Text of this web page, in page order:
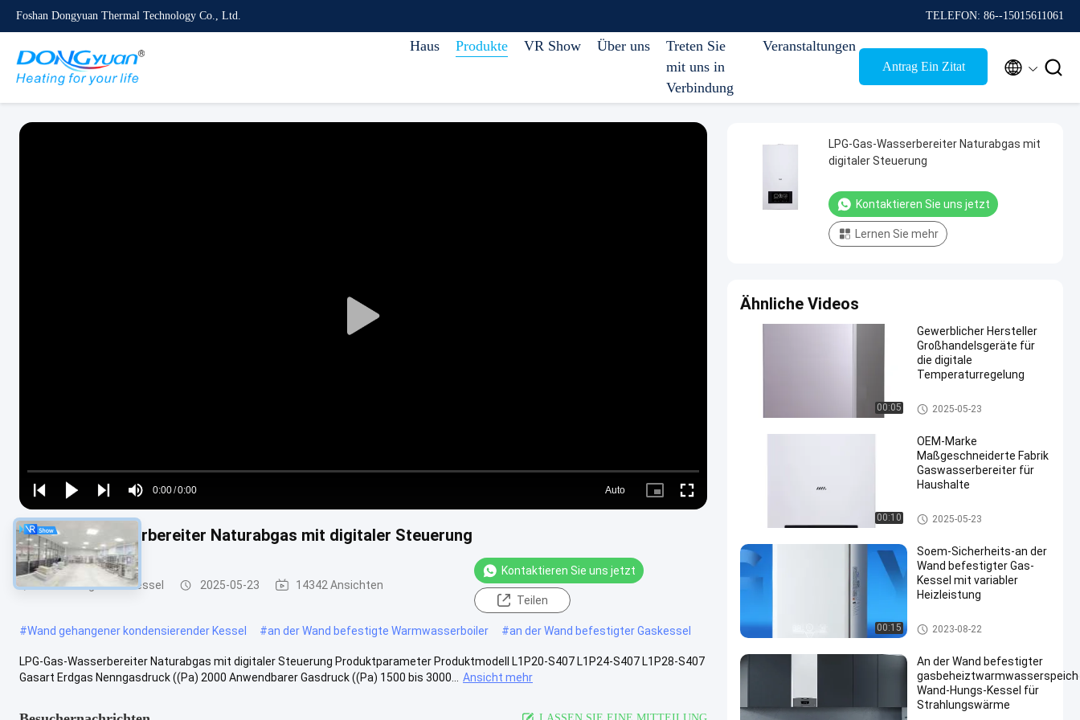
Foshan Dongyuan Thermal Technology Co., Ltd. TELEFON: 86--15015611061
Haus Produkte VR Show Über uns
Treten Sie
mit uns in
Verbindung
Veranstaltungen
Antrag Ein Zitat  
Play
Play
Play
Play
Mute
Time
0:00/0:00
Loaded:
0%
Auto
Picture- Fullscreen
LPG-Gas-Wasserbereiter Naturabgas mit digitaler Steuerung
Wand-Hungs-Gas-Kessel 2025-05-23 14342 Ansichten
Kontaktieren Sie uns jetzt
Teilen
#Wand gehangener kondensierender Kessel #an der Wand befestigte Warmwasserboiler #an der Wand befestigter Gaskessel
LPG-Gas-Wasserbereiter Naturabgas mit digitaler Steuerung Produktparameter Produktmodell L1P20-S407 L1P24-S407 L1P28-S407
Gasart Erdgas Nenngasdruck ((Pa) 2000 Anwendbarer Gasdruck ((Pa) 1500 bis 3000...
Ansicht mehr
LASSEN SIE EINE MITTEILUNG
LPG-Gas-Wasserbereiter Naturabgas mit
digitaler Steuerung
Kontaktieren Sie uns jetzt
Lernen Sie mehr
Ähnliche Videos
00:05
Gewerblicher Hersteller
Großhandelsgeräte für
die digitale
Temperaturregelung
Wand-Hungs-Gas-Kessel
2025-05-23
00:10
OEM-Marke
Maßgeschneiderte Fabrik
Gaswasserbereiter für
Haushalte
Wand-Hungs-Gas-Kessel
2025-05-23
00:15
Soem-Sicherheits-an der
Wand befestigter Gas-
Kessel mit variabler
Heizleistung
Wand-Hungs-Gas-Kessel
2023-08-22
An der Wand befestigter
Wand-Hungs-Kessel für
Strahlungswärme